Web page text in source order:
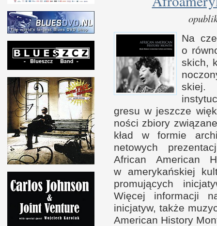
Na
o r
skich,
gresuw jesz­cze
no­ści zbiory
kład w for­mie
netowych
African American
w amerykań­skiej
promujących
Więcej infor­macji
inicjatyw, także
American History